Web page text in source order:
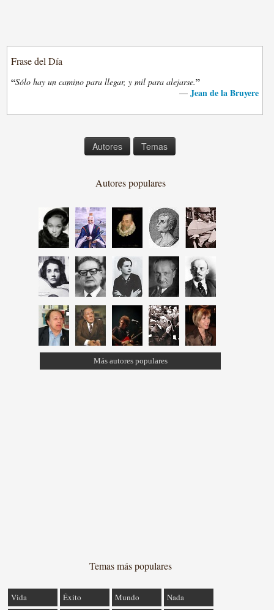
Frase del Día
“Sólo hay un camino para llegar, y mil para alejarse.”
— Jean de la Bruyere
Autores Temas
Autores populares
Más autores populares
Temas más populares
Vida Éxito Mundo Nada